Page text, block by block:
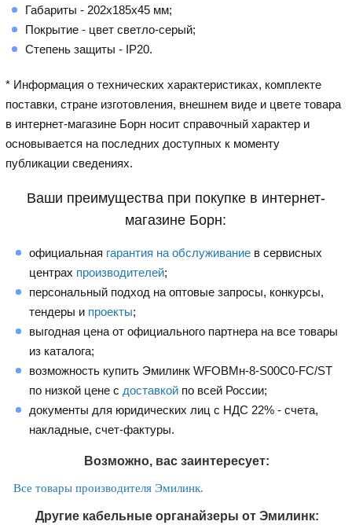
Габариты - 202х185х45 мм;
Покрытие - цвет светло-серый;
Степень защиты - IP20.
* Информация о технических характеристиках, комплекте
поставки, стране изготовления, внешнем виде и цвете товара
в интернет-магазине Борн носит справочный характер и
основывается на последних доступных к моменту
публикации сведениях.
Ваши преимущества при покупке в интернет-
магазине Борн:
официальная гарантия на обслуживание в сервисных
центрах производителей;
персональный подход на оптовые запросы, конкурсы,
тендеры и проекты;
выгодная цена от официального партнера на все товары
из каталога;
возможность купить Эмилинк WFOBMн-8-S00C0-FC/ST
по низкой цене с доставкой по всей России;
документы для юридических лиц с НДС 22% - счета,
накладные, счет-фактуры.
Возможно, вас заинтересует:
Все товары производителя Эмилинк.
Другие кабельные органайзеры от Эмилинк: